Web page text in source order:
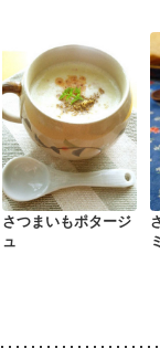
さつまいもポタージ
ュ